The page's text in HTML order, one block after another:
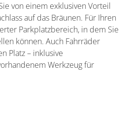
von einem exklusiven Vorteil
auf das Bräunen. Für Ihren
Parkplatzbereich, in dem Sie
können. Auch Fahrräder
Platz – inklusive
Werkzeug für